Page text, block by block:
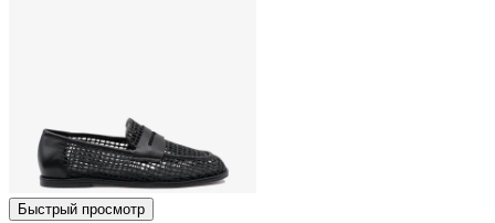
Быстрый просмотр